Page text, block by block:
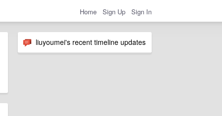
Home Sign Up Sign In
liuyoumei's recent timeline updates